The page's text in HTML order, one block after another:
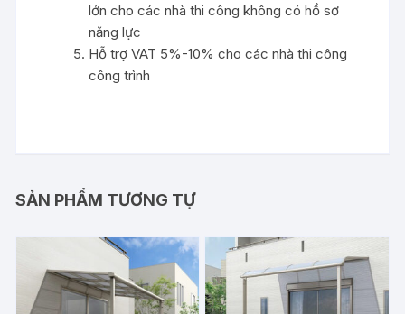
lớn cho các nhà thi công không có hồ sơ
năng lực
Hỗ trợ VAT 5%-10% cho các nhà thi công
công trình
SẢN PHẨM TƯƠNG TỰ